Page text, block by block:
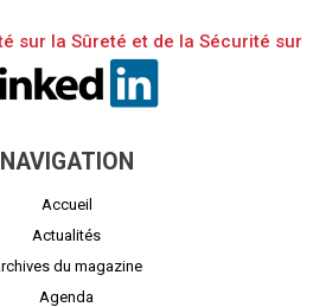
sur la Sûreté et de la Sécurité sur
NAVIGATION
Accueil
Actualités
du magazine
Agenda